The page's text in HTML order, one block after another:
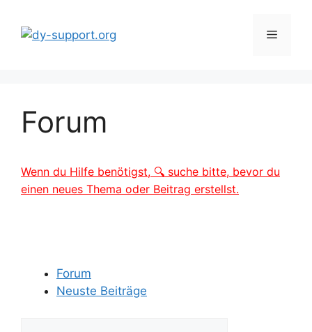
Inhalt
springen
Menü
Forum
Wenn du Hilfe benötigst, 🔍 suche bitte, bevor du
einen neues Thema oder Beitrag erstellst.
Forum
Neuste Beiträge